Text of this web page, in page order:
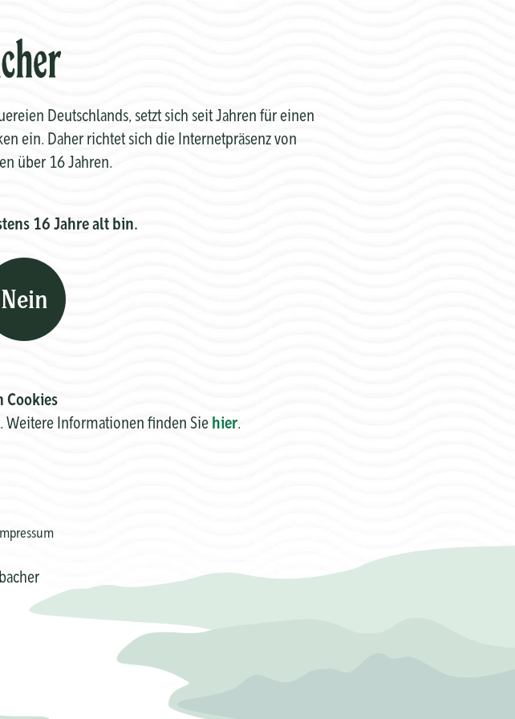
Deutschlands, setzt sich seit Jahren für einen
ein. Daher richtet sich die Internetpräsenz von
über 16 Jahren.
16 Jahre alt bin.
Nein
Cookies
Weitere Informationen finden Sie hier.